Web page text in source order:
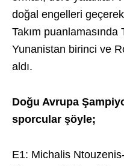
doğal engelleri
Takım
Yunanistan birinci ve
aldı.
Doğu Avrupa
sporcular şöyle;
E1: Michalis